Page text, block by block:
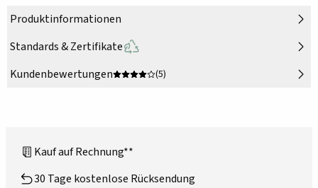
Produktinformationen
Standards & Zertifikate
Kundenbewertungen
(5)
Kauf auf Rechnung**
30 Tage kostenlose Rücksendung